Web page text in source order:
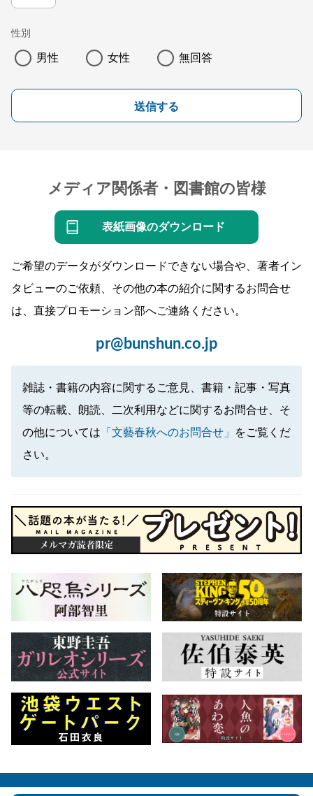
性別
男性 女性 無回答
送信する
メディア関係者・図書館の皆様
表紙画像のダウンロード
ご希望のデータがダウンロードできない場合や、著者イン
タビューのご依頼、その他の本の紹介に関するお問合せ
は、直接プロモーション部へご連絡ください。
pr@bunshun.co.jp
雑誌・書籍の内容に関するご意見、書籍・記事・写真
等の転載、朗読、二次利用などに関するお問合せ、そ
の他については 「文藝春秋へのお問合せ」
をご覧くだ
さい。